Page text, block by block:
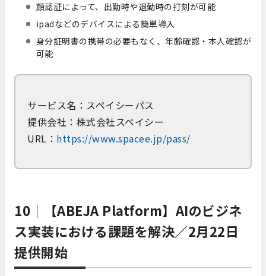
顔認証によって、出勤時や退勤時の打刻が可能
ipadなどのデバイスによる簡単導入
身分証明書の携帯の必要もなく、年齢確認・本人確認が
可能
サービス名：スペイシーパス
提供会社：株式会社スペイシー
URL： https://www.spacee.jp/pass/
10｜【ABEJA Platform】AIのビジネ
ス実装における課題を解決／2月22日
提供開始